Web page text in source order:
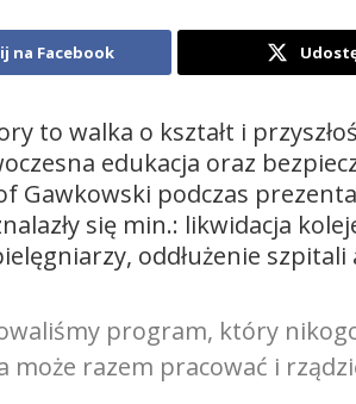
na Facebook
to walka o kształt i
edukacja oraz
Gawkowski podczas
się min.: likwidacja
oddłużenie
program, który
może razem pracować i